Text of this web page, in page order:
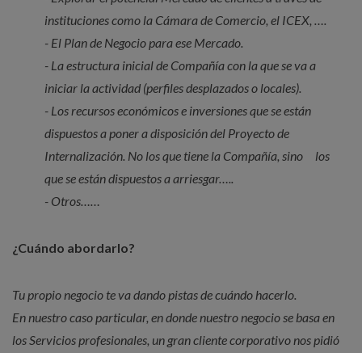
instituciones como la Cámara de Comercio, el ICEX, ….
- El Plan de Negocio para ese Mercado.
- La estructura inicial de Compañía con la que se va a
iniciar la actividad (perfiles desplazados o locales).
- Los recursos económicos e inversiones que se están
dispuestos a poner a disposición del Proyecto de
Internalización. No los que tiene la Compañía, sino los
que se están dispuestos a arriesgar…..
- Otros……
¿Cuándo abordarlo?
Tu propio negocio te va dando pistas de cuándo hacerlo.
En nuestro caso particular, en donde nuestro negocio se basa en
los Servicios profesionales, un gran cliente corporativo nos pidió